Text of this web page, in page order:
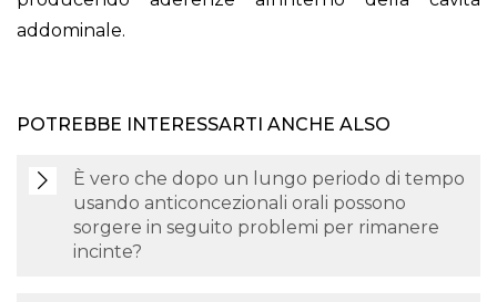
addominale.
POTREBBE INTERESSARTI ANCHE ALSO
È vero che dopo un lungo periodo di tempo
usando anticoncezionali orali possono
sorgere in seguito problemi per rimanere
incinte?